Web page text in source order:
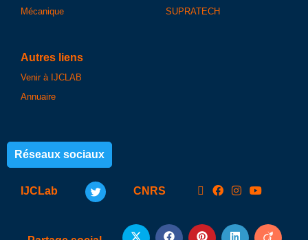
Mécanique
SUPRATECH
Autres liens
Venir à IJCLAB
Annuaire
Réseaux sociaux
IJCLab CNRS